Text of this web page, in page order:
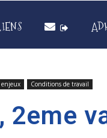
enjeux Conditions de travail
2eme